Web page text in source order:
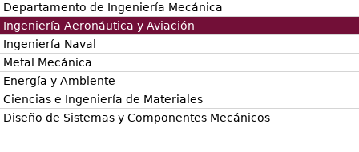
Departamento de Ingeniería Mecánica
Ingeniería Aeronáutica y Aviación
Ingeniería Naval
Metal Mecánica
Energía y Ambiente
Ciencias e Ingeniería de Materiales
Diseño de Sistemas y Componentes Mecánicos